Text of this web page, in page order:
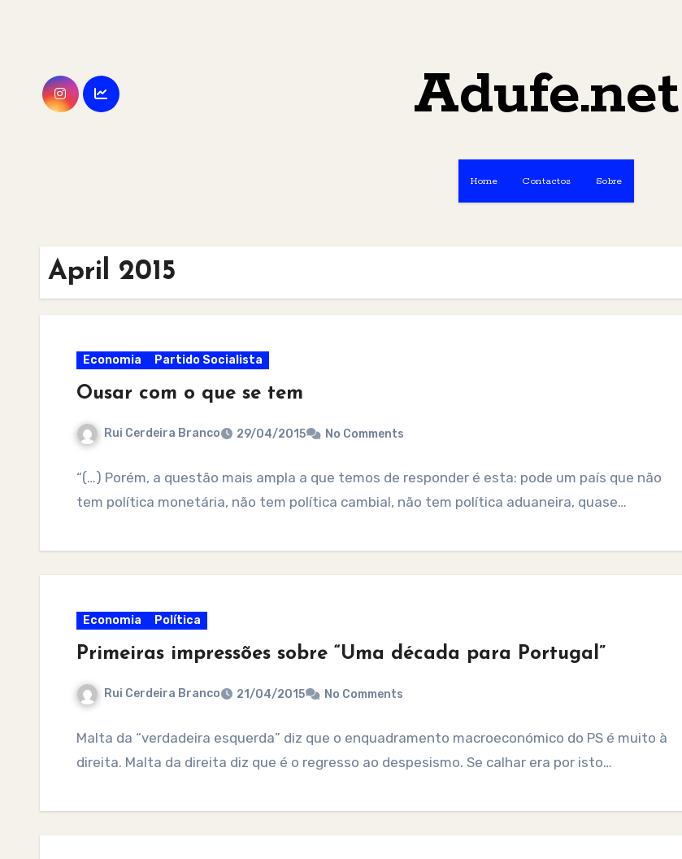
Adufe.net
Home Contactos Sobre
April 2015
Economia Partido Socialista
Ousar com o que se tem
Rui Cerdeira Branco 29/04/2015 No Comments
“(…) Porém, a questão mais ampla a que temos de responder é esta: pode um país que não
tem política monetária, não tem política cambial, não tem política aduaneira, quase…
Economia Política
Primeiras impressões sobre “Uma década para Portugal”
Rui Cerdeira Branco 21/04/2015 No Comments
Malta da “verdadeira esquerda” diz que o enquadramento macroeconómico do PS é muito à
direita. Malta da direita diz que é o regresso ao despesismo. Se calhar era por isto…